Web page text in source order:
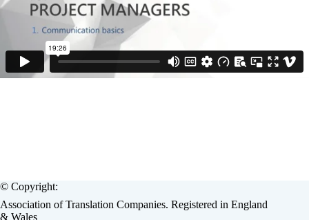
© Copyright:
Association of Translation Companies. Registered in England
& Wales